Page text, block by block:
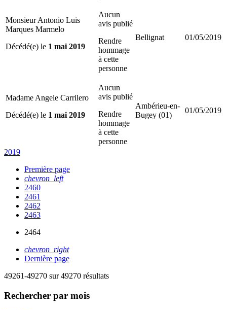
Monsieur Antonio Luis
Marques Marmelo
Décédé(e) le 1 mai 2019
Aucun
avis publié
Rendre
hommage
à cette
personne
Bellignat 01/05/2019
Madame Angele Carrilero
Décédé(e) le 1 mai 2019
Aucun
avis publié
Rendre
hommage
à cette
personne
Ambérieu-en-
Bugey (01)
01/05/2019
2019
Première page
chevron_left
2460
2461
2462
2463
2464
chevron_right
Dernière page
49261-49270 sur 49270 résultats
Rechercher par mois